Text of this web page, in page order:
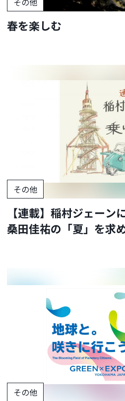
春を楽しむ
その他
【連載】稲村ジェーン
桑田佳祐の「夏」を求
その他